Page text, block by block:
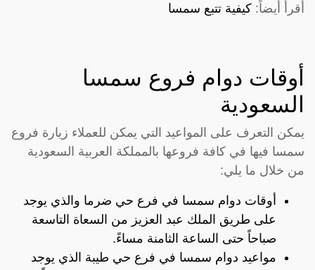
أقرأ أيضاً: كيفية تتبع سمسا
أوقات دوام فروع سمسا
السعودية
يمكن التعرف على المواعيد التي يمكن للعملاء زيارة فروع
سمسا فيها في كافة فروعها بالمملكة العربية السعودية
من خلال ما يلي:
أوقات دوام سمسا في فرع حي ضرما والذي يوجد
على طريق الملك عبد العزيز من السعاة التاسعة
صباحاً حتى الساعة الثامنة مساءً.
مواعيد دوام سمسا في فرع حي طيبة الذي يوجد